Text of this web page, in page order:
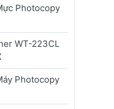
Photocopy
WT-223CL
Photocopy